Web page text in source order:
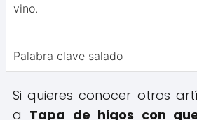
vino.
Palabra clave salado
Si quieres conocer otros
a Tapa de higos con